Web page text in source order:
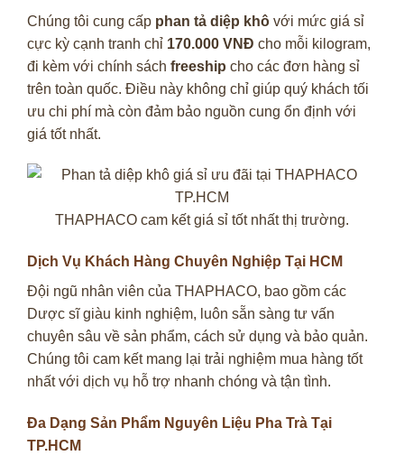
Chúng tôi cung cấp phan tả diệp khô với mức giá sỉ
cực kỳ cạnh tranh chỉ 170.000 VNĐ cho mỗi kilogram,
đi kèm với chính sách freeship cho các đơn hàng sỉ
trên toàn quốc. Điều này không chỉ giúp quý khách tối
ưu chi phí mà còn đảm bảo nguồn cung ổn định với
giá tốt nhất.
THAPHACO cam kết giá sỉ tốt nhất thị trường.
Dịch Vụ Khách Hàng Chuyên Nghiệp Tại HCM
Đội ngũ nhân viên của THAPHACO, bao gồm các
Dược sĩ giàu kinh nghiệm, luôn sẵn sàng tư vấn
chuyên sâu về sản phẩm, cách sử dụng và bảo quản.
Chúng tôi cam kết mang lại trải nghiệm mua hàng tốt
nhất với dịch vụ hỗ trợ nhanh chóng và tận tình.
Đa Dạng Sản Phẩm Nguyên Liệu Pha Trà Tại
TP.HCM